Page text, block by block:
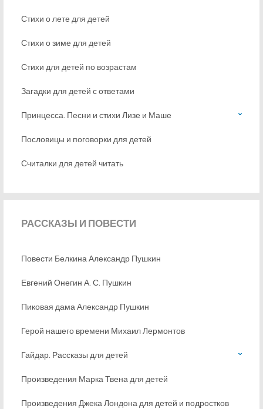
Стихи о лете для детей
Стихи о зиме для детей
Стихи для детей по возрастам
Загадки для детей с ответами
Принцесса. Песни и стихи Лизе и Маше
Пословицы и поговорки для детей
Считалки для детей читать
РАССКАЗЫ И ПОВЕСТИ
Повести Белкина Александр Пушкин
Евгений Онегин А. С. Пушкин
Пиковая дама Александр Пушкин
Герой нашего времени Михаил Лермонтов
Гайдар. Рассказы для детей
Произведения Марка Твена для детей
Произведения Джека Лондона для детей и подростков